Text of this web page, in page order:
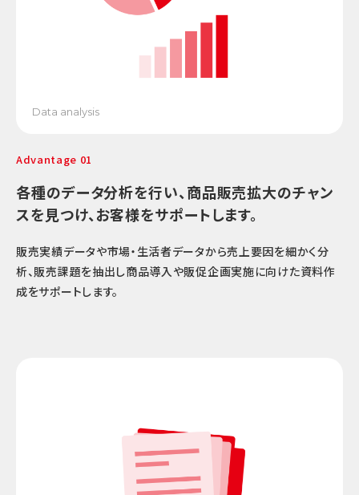
Data analysis
Advantage 01
各種のデータ分析を行い、商品販売拡大のチャン
スを見つけ、お客様をサポートします。
販売実績データや市場・生活者データから売上要因を細かく分
析、販売課題を抽出し商品導入や販促企画実施に向けた資料作
成をサポートします。